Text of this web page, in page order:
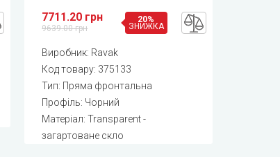
7711.20 грн
9639.00 грн
20%
ЗНИЖКА
Виробник: Ravak
Код товару: 375133
Тип: Пряма фронтальна
Профіль: Чорний
Матеріал: Transparent -
загартоване скло